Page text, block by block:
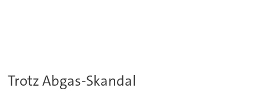
Trotz Abgas-Skandal